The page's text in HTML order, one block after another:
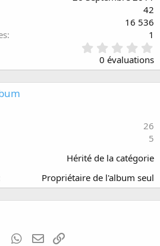
42
16 536
1
.
0
0
(
s
0 évaluations
26
5
Hérité de la catégorie
Propriétaire de l'album seul
Tumblr WhatsApp
E-mail